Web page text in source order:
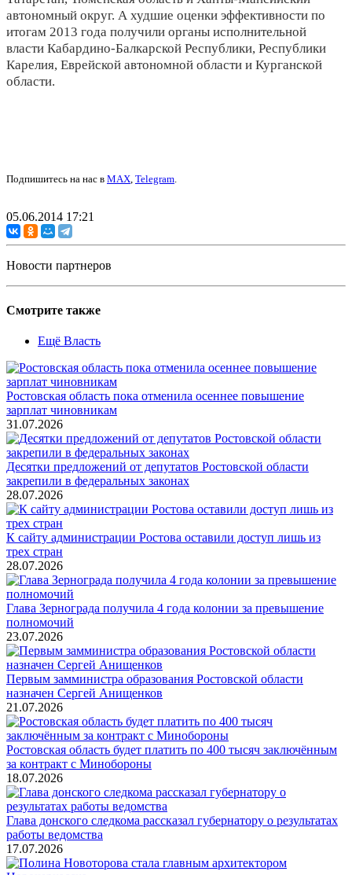
автономный округ. А худшие оценки эффективности по
итогам 2013 года получили органы исполнительной
власти Кабардино-Балкарской Республики, Республики
Карелия, Еврейской автономной области и Курганской
области.
Подпишитесь на нас в MAX Telegram
05.06.2014 17:21
Новости партнеров
Смотрите также
Ещё Власть
Ростовская область пока отменила осеннее повышение
зарплат чиновникам
31.07.2026
Десятки предложений от депутатов Ростовской области
закрепили в федеральных законах
28.07.2026
К сайту администрации Ростова оставили доступ лишь из
трех стран
28.07.2026
Глава Зернограда получила 4 года колонии за превышение
полномочий
23.07.2026
Первым замминистра образования Ростовской области
назначен Сергей Анищенков
21.07.2026
Ростовская область будет платить по 400 тысяч заключённым
за контракт с Минобороны
18.07.2026
Глава донского следкома рассказал губернатору о результатах
работы ведомства
17.07.2026